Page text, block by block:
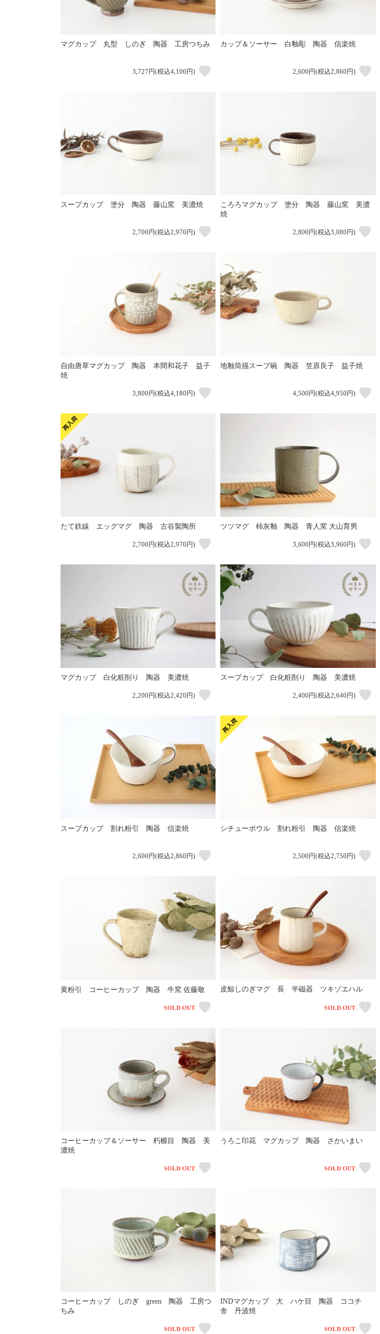
マグカップ 丸型 しのぎ 陶器 工房つちみ
3,727円(税込4,100円)
カップ＆ソーサー 白釉彫 陶器 信楽焼
2,600円(税込2,860円)
スープカップ 塗分 陶器 藤山窯 美濃焼
2,700円(税込2,970円)
ころろマグカップ 塗分 陶器 藤山窯 美濃
焼
2,800円(税込3,080円)
自由唐草マグカップ 陶器 本間和花子 益子
焼
3,800円(税込4,180円)
地釉筒描スープ碗 陶器 笠原良子 益子焼
4,500円(税込4,950円)
たて鉄線 エッグマグ 陶器 古谷製陶所
2,700円(税込2,970円)
ツツマグ 柿灰釉 陶器 青人窯 大山育男
3,600円(税込3,960円)
マグカップ 白化粧削り 陶器 美濃焼
2,200円(税込2,420円)
スープカップ 白化粧削り 陶器 美濃焼
2,400円(税込2,640円)
スープカップ 割れ粉引 陶器 信楽焼
2,600円(税込2,860円)
シチューボウル 割れ粉引 陶器 信楽焼
2,500円(税込2,750円)
黄粉引 コーヒーカップ 陶器 牛窯 佐藤敬
SOLD OUT
皮鯨しのぎマグ 長 半磁器 ツキゾエハル
SOLD OUT
コーヒーカップ＆ソーサー 朽櫛目 陶器 美
濃焼
SOLD OUT
うろこ印花 マグカップ 陶器 さかいまい
SOLD OUT
コーヒーカップ しのぎ green 陶器 工房つ
ちみ
SOLD OUT
INDマグカップ 大 ハケ目 陶器 ココチ
舎 丹波焼
SOLD OUT